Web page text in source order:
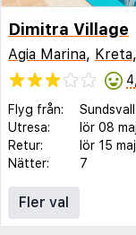
Dimitra Village
Agia Marina, Kreta,
Flyg från: Sundsvall
Utresa:
lör 08
Retur:
lör 15
Nätter:
7
Fler val